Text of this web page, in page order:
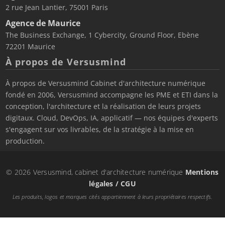
2 rue Jean Lantier, 75001 Paris
Agence de Maurice
The Business Exchange, 1 Cybercity, Ground Floor, Ebène
72201 Maurice
À propos de Versusmind
À propos de Versusmind Cabinet d'architecture numérique
fondé en 2006, Versusmind accompagne les PME et ETI dans la
conception, l'architecture et la réalisation de leurs projets
digitaux. Cloud, DevOps, IA, applicatif — nos équipes d'experts
s'engagent sur vos livrables, de la stratégie à la mise en
production.
© 2026 Versusmind, cabinet d'architecture numérique Mentions
légales / CGU
Les produits, logos et marques cités appartiennent à leurs propriétaires respectifs.